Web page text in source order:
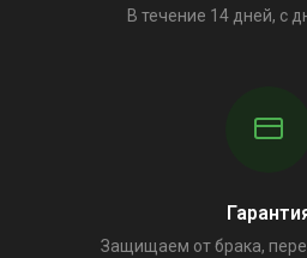
В течение 14 дней, с
Защищаем от брака,